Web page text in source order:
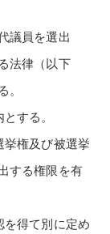
議員を選出
法律（以下
する。
権及び被選挙
する権限を有
得て別に定め